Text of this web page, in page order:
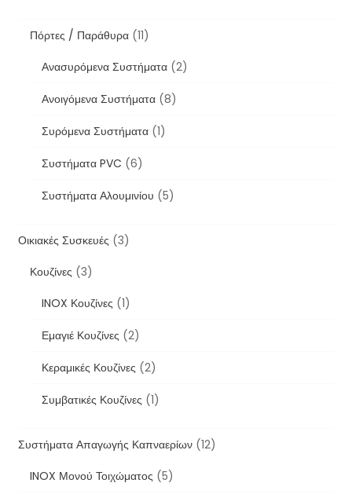
Πόρτες / Παράθυρα (11)
Ανασυρόμενα Συστήματα (2)
Ανοιγόμενα Συστήματα (8)
Συρόμενα Συστήματα (1)
Συστήματα PVC (6)
Συστήματα Αλουμινίου (5)
Οικιακές Συσκευές (3)
Κουζίνες (3)
INOX Κουζίνες (1)
Εμαγιέ Κουζίνες (2)
Κεραμικές Κουζίνες (2)
Συμβατικές Κουζίνες (1)
Συστήματα Απαγωγής Καπναερίων (12)
INOX Μονού Τοιχώματος (5)